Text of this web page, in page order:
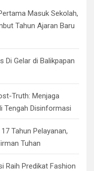
Masuk Sekolah,
Tahun Ajaran Baru
Di Gelar di Balikpapan
Truth: Menjaga
Tengah Disinformasi
Tahun Pelayanan,
Tuhan
Raih Predikat Fashion